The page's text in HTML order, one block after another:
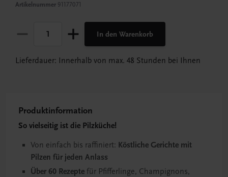
Artikelnummer 91177071
In den Warenkorb
Lieferdauer: Innerhalb von max. 48 Stunden bei Ihnen
Produktinformation
So vielseitig ist die Pilzküche!
Von einfach bis raffiniert: Köstliche Gerichte mit
Pilzen für jeden Anlass
Über 60 Rezepte für Pfifferlinge, Champignons,